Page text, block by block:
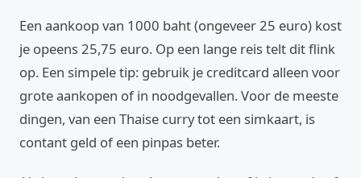
Een aankoop van 1000 baht (ongeveer 25 euro) kost
je opeens 25,75 euro. Op een lange reis telt dit flink
op. Een simpele tip: gebruik je creditcard alleen voor
grote aankopen of in noodgevallen. Voor de meeste
dingen, van een Thaise curry tot een simkaart, is
contant geld of een pinpas beter.